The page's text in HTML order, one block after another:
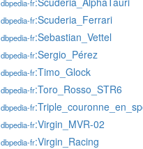
dbpedia-fr
dbpedia-fr:Scuderia_Ferrari
dbpedia-fr:Sebastian_Vettel
dbpedia-fr:Sergio_Pérez
dbpedia-fr:Timo_Glock
dbpedia-fr:Toro_Rosso_STR6
dbpedia-fr
dbpedia-fr:Virgin_MVR-02
dbpedia-fr:Virgin_Racing